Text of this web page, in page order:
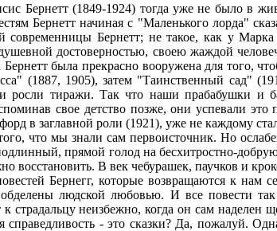
Бернетт (1849-1924) тогда уже не было в
Бернетт начиная с "Маленького лорда"
современницы Бернетт; не такое, как у
достоверностью, своею жаждой
Бернетт была прекрасно вооружена для того,
(1887, 1905), затем "Таинственный сад"
росли тиражи. Так что наши прабабушки и
свое детство позже, они успевали
в заглавной роли (1921), уже не каждому
что мы знали сам первоисточник. Но
прямой голод на бесхитростно-
восстановить. В век чебурашек, паучков и
Бернегг, которые возвращаются к нам
людской любовью. И все повести так
к страдальцу неизбежно, когда он сам
справедливость - это сказки? Да, пожалуй.